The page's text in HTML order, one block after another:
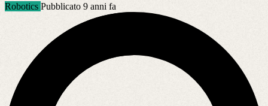
Robotics Pubblicato 9 anni fa